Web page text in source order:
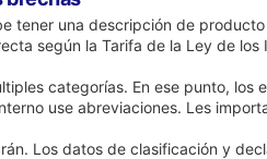
tener una descripción de
según la Tarifa de la Ley de
categorías. En ese punto,
use abreviaciones. Les
Los datos de clasificación y